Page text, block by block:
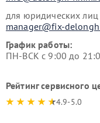
для юридических лиц
manager@fix-
График работы:
ПН-ВСК с 9:00 до
Рейтинг сервисного
4.9-5.0